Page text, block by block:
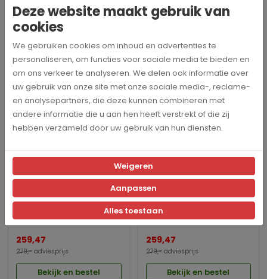
KBG Select Forest Green
- MoccaMaster Fi...
259,47
Bekijk en bestel
259,47
Bekijk en bestel
KBG Select Matt-White -
MoccaMaster Filt...
259,47
279,- adviesprijs
Bekijk en bestel
KBG Select Baby Blue-
MoccaMaster Filter...
259,47
279,-adviesprijs
Bekijk en bestel
Deze website maakt gebruik van
cookies
We gebruiken cookies om inhoud en advertenties te
personaliseren, om functies voor sociale media te bieden en
om ons verkeer te analyseren. We delen ook informatie over
uw gebruik van onze site met onze sociale media-, reclame-
en analysepartners, die deze kunnen combineren met
andere informatie die u aan hen heeft verstrekt of die zij
hebben verzameld door uw gebruik van hun diensten.
Weigeren
Aanpassen
Alles toestaan